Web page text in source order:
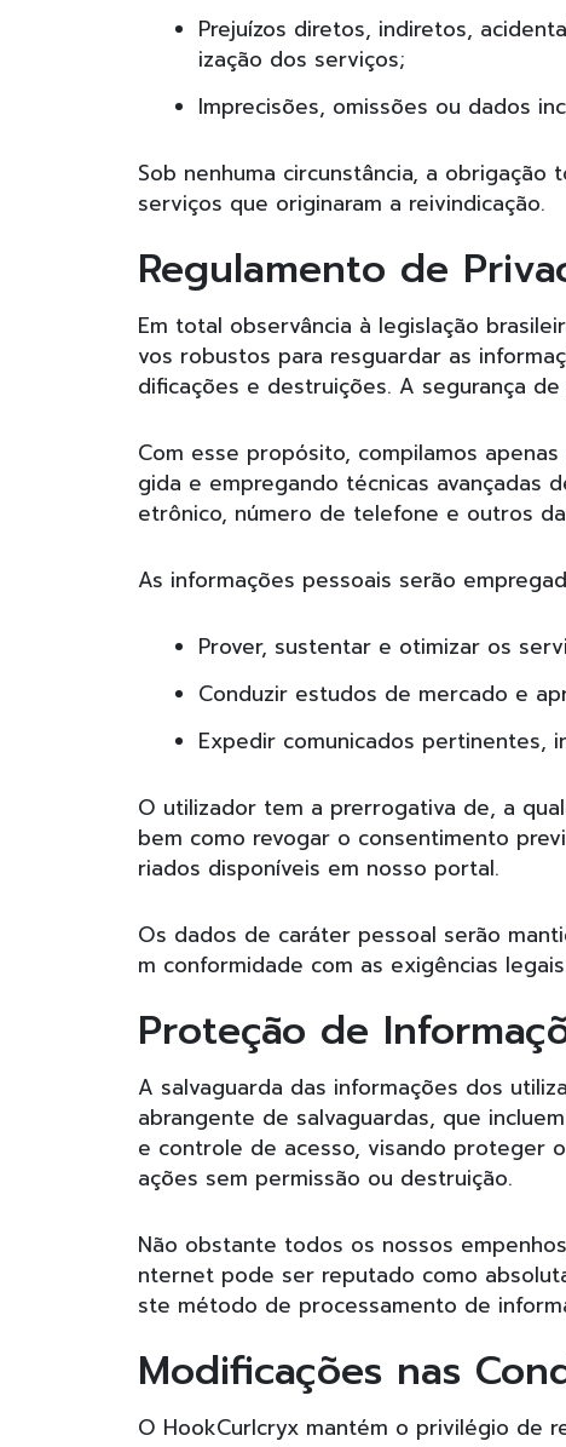
Prejuízos diretos, indiretos,
ização dos serviços;
Imprecisões, omissões ou dados
Sob nenhuma circunstância, a
serviços que originaram a reivindicação.
Regulamento de
Em total observância à legislação
vos robustos para resguardar as
dificações e destruições. A segurança
Com esse propósito, compilamos
gida e empregando técnicas avançadas
etrônico, número de telefone e outros
As informações pessoais serão
Prover, sustentar e otimizar os
Conduzir estudos de mercado e
Expedir comunicados pertinentes,
O utilizador tem a prerrogativa de, a
bem como revogar o consentimento
riados disponíveis em nosso portal.
Os dados de caráter pessoal serão
m conformidade com as exigências
Proteção de
A salvaguarda das informações dos
abrangente de salvaguardas, que
e controle de acesso, visando proteger
ações sem permissão ou destruição.
Não obstante todos os nossos
nternet pode ser reputado como
ste método de processamento de
Modificações nas
O HookCurlcryx mantém o privilégio de